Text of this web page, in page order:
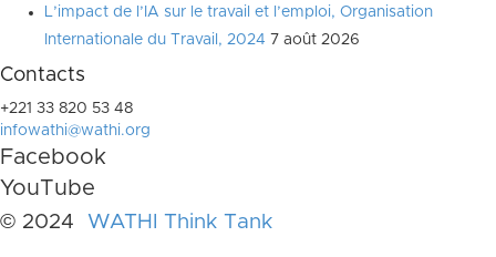
L’impact de l’IA sur le travail et l’emploi, Organisation
Internationale du Travail, 2024 7 août 2026
Contacts
+221 33 820 53 48
infowathi@wathi.org
Facebook
YouTube
© 2024 WATHI Think Tank